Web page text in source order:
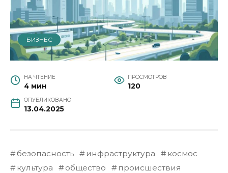
БИЗНЕС
НА ЧТЕНИЕ
4 мин
ПРОСМОТРОВ
120
ОПУБЛИКОВАНО
13.04.2025
безопасность инфраструктура
космос
культура
общество
происшествия